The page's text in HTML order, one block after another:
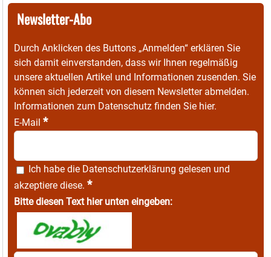
Newsletter-Abo
Durch Anklicken des Buttons „Anmelden“ erklären Sie
sich damit einverstanden, dass wir Ihnen regelmäßig
unsere aktuellen Artikel und Informationen zusenden. Sie
können sich jederzeit von diesem Newsletter abmelden.
Informationen zum Datenschutz finden Sie hier.
E-Mail *
Ich habe die Datenschutzerklärung gelesen und
akzeptiere diese. *
Bitte diesen Text hier unten eingeben: